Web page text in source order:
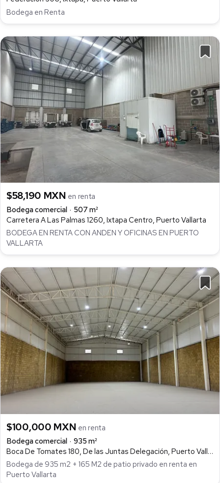
Bodega en Renta
$58,190 MXN en renta
Bodega comercial
507 m²
Carretera A Las Palmas 1260, Ixtapa Centro, Puerto Vallarta
BODEGA EN RENTA CON ANDEN Y OFICINAS EN PUERTO
VALLARTA
$100,000 MXN en renta
Bodega comercial
935 m²
Boca De Tomates 180, De las Juntas Delegación, Puerto Vallarta
Bodega de 935 m2 + 165 M2 de patio privado en renta en
Puerto Vallarta